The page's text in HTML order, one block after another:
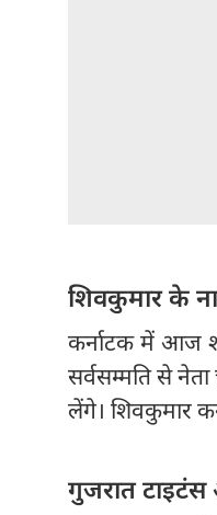
शिवकुमार के
कर्नाटक में आज
सर्वसम्मति से
लेंगे। शिवकुमार
गुजरात